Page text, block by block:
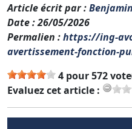
Article écrit par:
Date: 26/05/2026
Permalien :https://ing-
avertissement-fonction-
4 pour 572
Evaluez cet article :